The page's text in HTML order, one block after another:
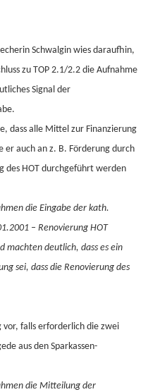
Schwalgin wies daraufhin,
zu TOP 2.1/2.2 die Aufnahme
Signal der
dass alle Mittel zur Finanzierung
er auch an z. B. Förderung durch
des HOT durchgeführt werden
die Eingabe der kath.
– Renovierung HOT
machten deutlich, dass es ein
sei, dass die Renovierung des
vor, falls erforderlich die zwei
aus den Sparkassen-
die Mitteilung der